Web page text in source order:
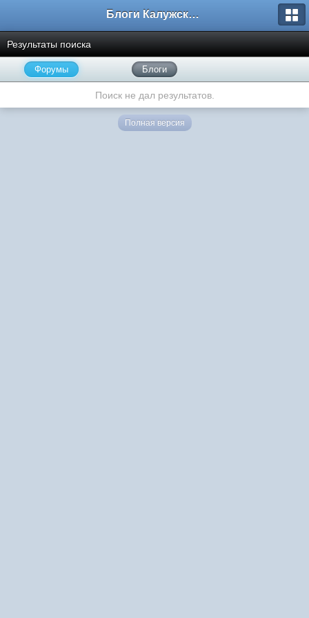
Блоги Калужского перекрестка
Результаты поиска
Форумы Блоги
Поиск не дал результатов.
Полная версия